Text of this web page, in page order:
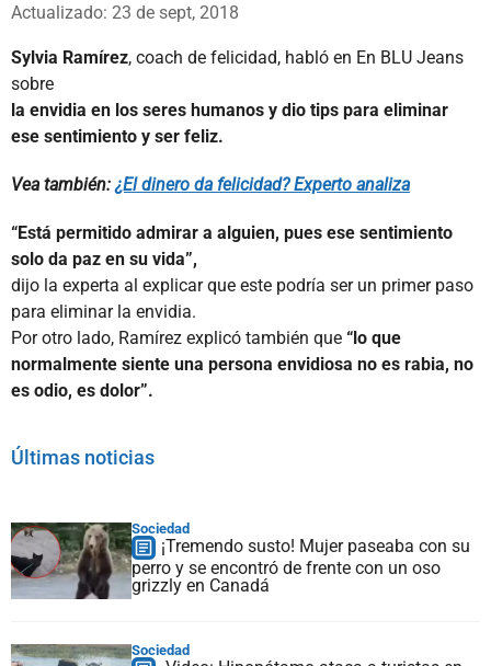
Actualizado: 23 de sept, 2018
Sylvia Ramírez, coach de felicidad, habló en En BLU Jeans
sobre
la envidia en los seres humanos y dio tips para eliminar
ese sentimiento y ser feliz.
Vea también: ¿El dinero da felicidad? Experto analiza
“Está permitido admirar a alguien, pues ese sentimiento
solo da paz en su vida”,
dijo la experta al explicar que este podría ser un primer paso
para eliminar la envidia.
Por otro lado, Ramírez explicó también que “lo que
normalmente siente una persona envidiosa no es rabia, no
es odio, es dolor”.
Últimas noticias
Sociedad
¡Tremendo susto! Mujer paseaba con su
perro y se encontró de frente con un oso
grizzly en Canadá
Sociedad